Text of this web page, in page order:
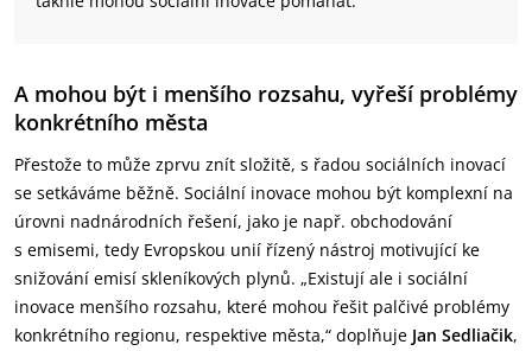
A mohou být i menšího rozsahu, vyřeší problémy
konkrétního města
Přestože to může zprvu znít složitě, s řadou sociálních inovací
se setkáváme běžně. Sociální inovace mohou být komplexní na
úrovni nadnárodních řešení, jako je např. obchodování
s emisemi, tedy Evropskou unií řízený nástroj motivující ke
snižování emisí skleníkových plynů. „Existují ale i sociální
inovace menšího rozsahu, které mohou řešit palčivé problémy
konkrétního regionu, respektive města,“ doplňuje Jan Sedliačik,